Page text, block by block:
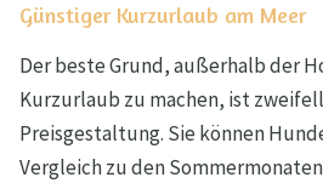
Günstiger Kurzurlaub am Meer
Der beste Grund, außerhalb der
Kurzurlaub zu machen, ist
Preisgestaltung. Sie können
Vergleich zu den